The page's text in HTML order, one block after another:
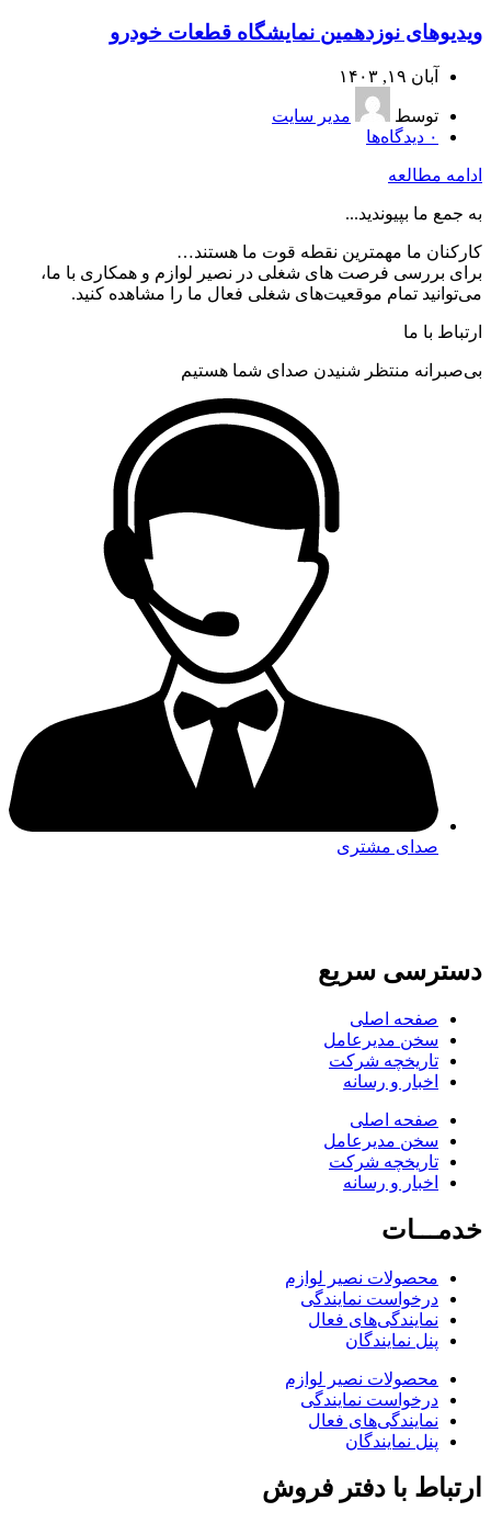
ویدیوهای نوزدهمین نمایشگاه قطعات خودرو
آبان ۱۹, ۱۴۰۳
توسط
مدیر سایت
۰ دیدگاه‌ها
ادامه مطالعه
به جمع ما بپیوندید...
کارکنان ما مهمترین نقطه قوت ما هستند…
برای بررسی فرصت های شغلی در نصیر لوازم و همکاری با ما،
می‌توانید تمام موقعیت‌های شغلی فعال ما را مشاهده کنید.
ارتباط با ما
بی‌صبرانه منتظر شنیدن صدای شما هستیم
صدای مشتری
دسترسی سریع
صفحه اصلی
سخن مدیرعامل
تاریخچه شرکت
اخبار و رسانه
صفحه اصلی
سخن مدیرعامل
تاریخچه شرکت
اخبار و رسانه
خدمـــات
محصولات نصیر لوازم
درخواست نمایندگی
نمایندگی‌های فعال
پنل نمایندگان
محصولات نصیر لوازم
درخواست نمایندگی
نمایندگی‌های فعال
پنل نمایندگان
ارتباط با دفتر فروش